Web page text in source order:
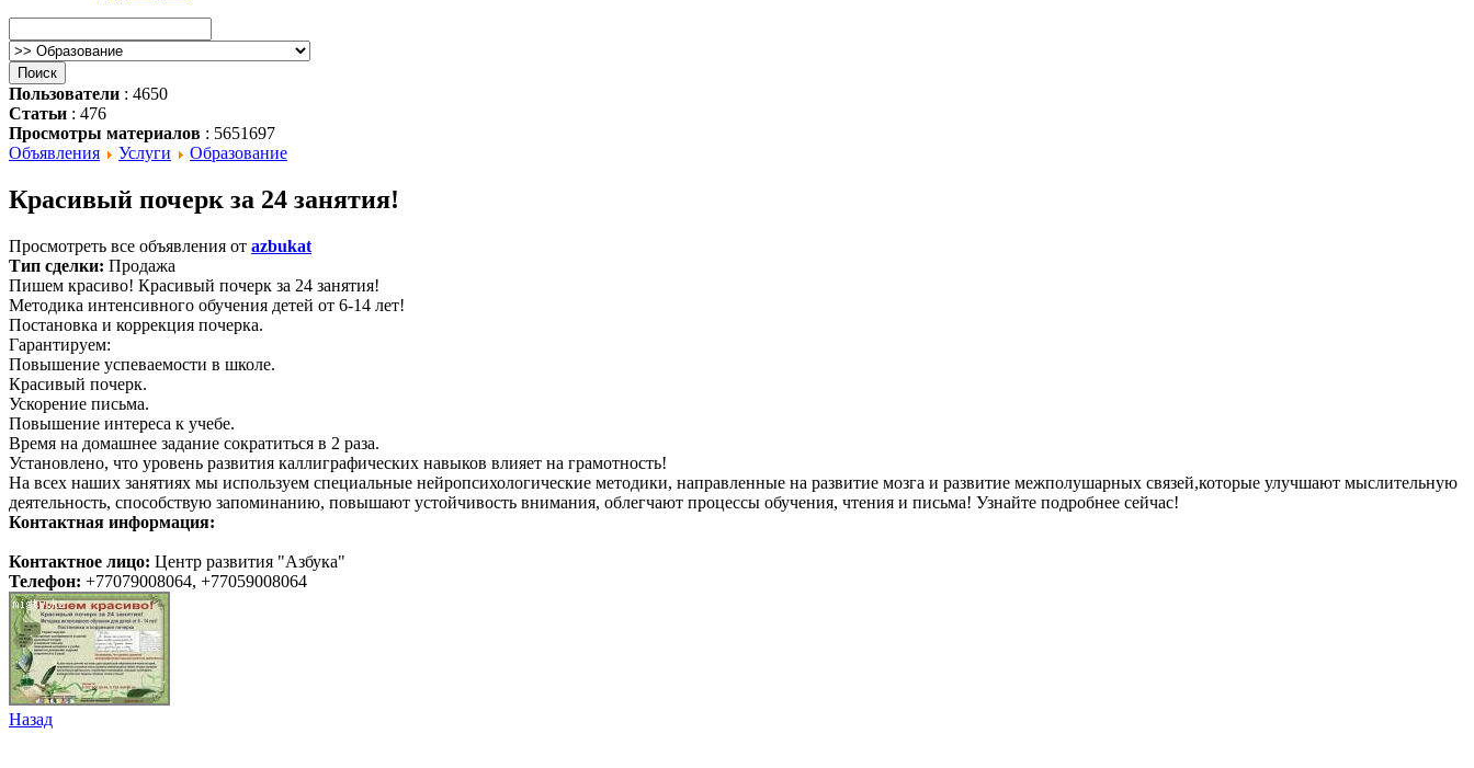
Пользователи : 4650
Статьи : 476
Просмотры материалов : 5651697
Объявления
Услуги Образование
Красивый почерк за 24 занятия!
Просмотреть все объявления от azbukat
Тип сделки: Продажа
Пишем красиво! Красивый почерк за 24 занятия!
Методика интенсивного обучения детей от 6-14 лет!
Постановка и коррекция почерка.
Гарантируем:
Повышение успеваемости в школе.
Красивый почерк.
Ускорение письма.
Повышение интереса к учебе.
Время на домашнее задание сократиться в 2 раза.
Установлено, что уровень развития каллиграфических навыков влияет на грамотность!
На всех наших занятиях мы используем специальные нейропсихологические методики, направленные на развитие мозга и развитие межполушарных связей,которые улучшают мыслительную
деятельность, способствую запоминанию, повышают устойчивость внимания, облегчают процессы обучения, чтения и письма! Узнайте подробнее сейчас!
Контактная информация:
Контактное лицо: Центр развития "Азбука"
Телефон: +77079008064, +77059008064
Назад